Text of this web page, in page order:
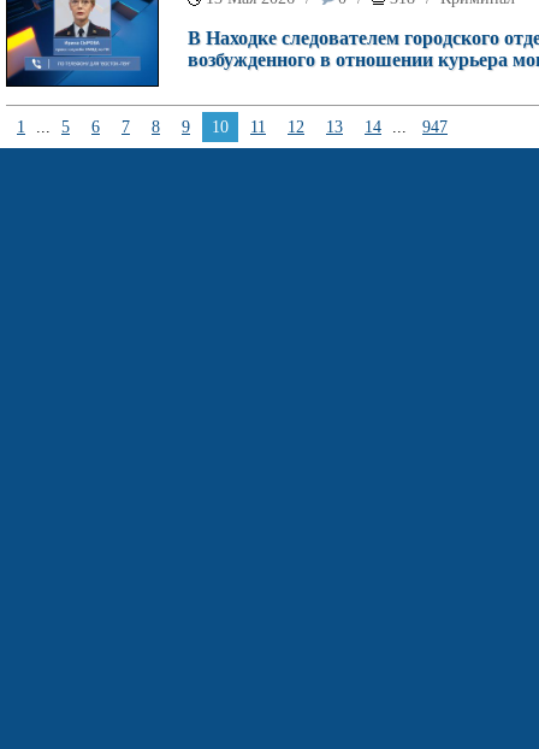
В Находке следователем городского
возбужденного в отношении курьера
1 ... 5 6 7 8 9 10 11 12 13 14 ... 947